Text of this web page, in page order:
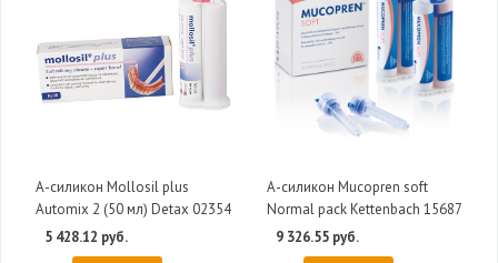
А-силикон Mollosil plus
Automix 2 (50 мл) Detax 02354
5 428.12 руб.
А-силикон Mucopren soft
Normal pack Kettenbach 15687
9 326.55 руб.